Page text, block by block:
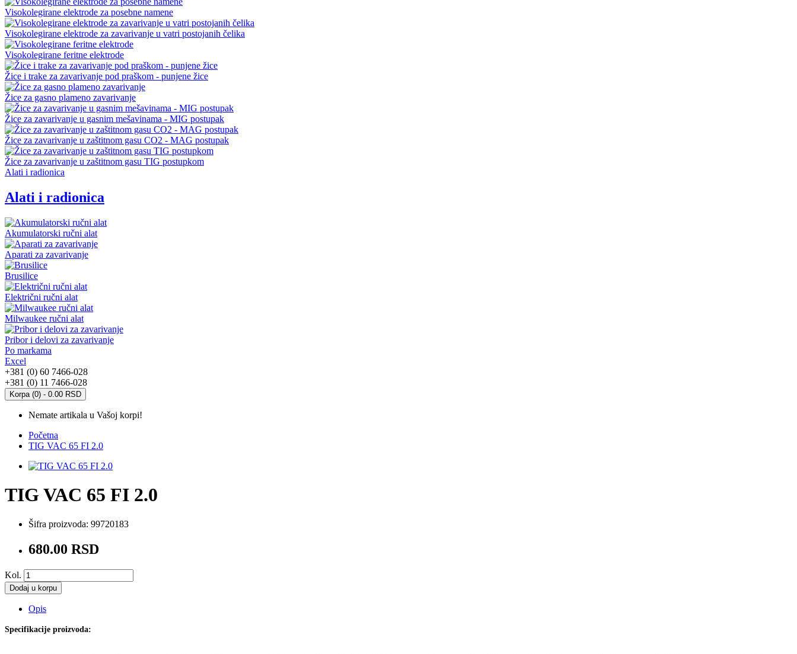
Visokolegirane elektrode za posebne namene
Visokolegirane elektrode za zavarivanje u vatri postojanih čelika
Visokolegirane feritne elektrode
Žice i trake za zavarivanje pod praškom - punjene žice
Žice za gasno plameno zavarivanje
Žice za zavarivanje u gasnim mešavinama - MIG postupak
Žice za zavarivanje u zaštitnom gasu CO2 - MAG postupak
Žice za zavarivanje u zaštitnom gasu TIG postupkom
Alati i radionica
Alati i radionica
Akumulatorski ručni alat
Aparati za zavarivanje
Brusilice
Električni ručni alat
Milwaukee ručni alat
Pribor i delovi za zavarivanje
Po markama
Excel
+381 (0) 60 7466-028
+381 (0) 11 7466-028
Korpa (0) - 0.00 RSD
Nemate artikala u Vašoj korpi!
Početna
TIG VAC 65 FI 2.0
TIG VAC 65 FI 2.0
Šifra proizvoda: 99720183
680.00 RSD
Kol.
Dodaj u korpu
Opis
Specifikacije proizvoda: